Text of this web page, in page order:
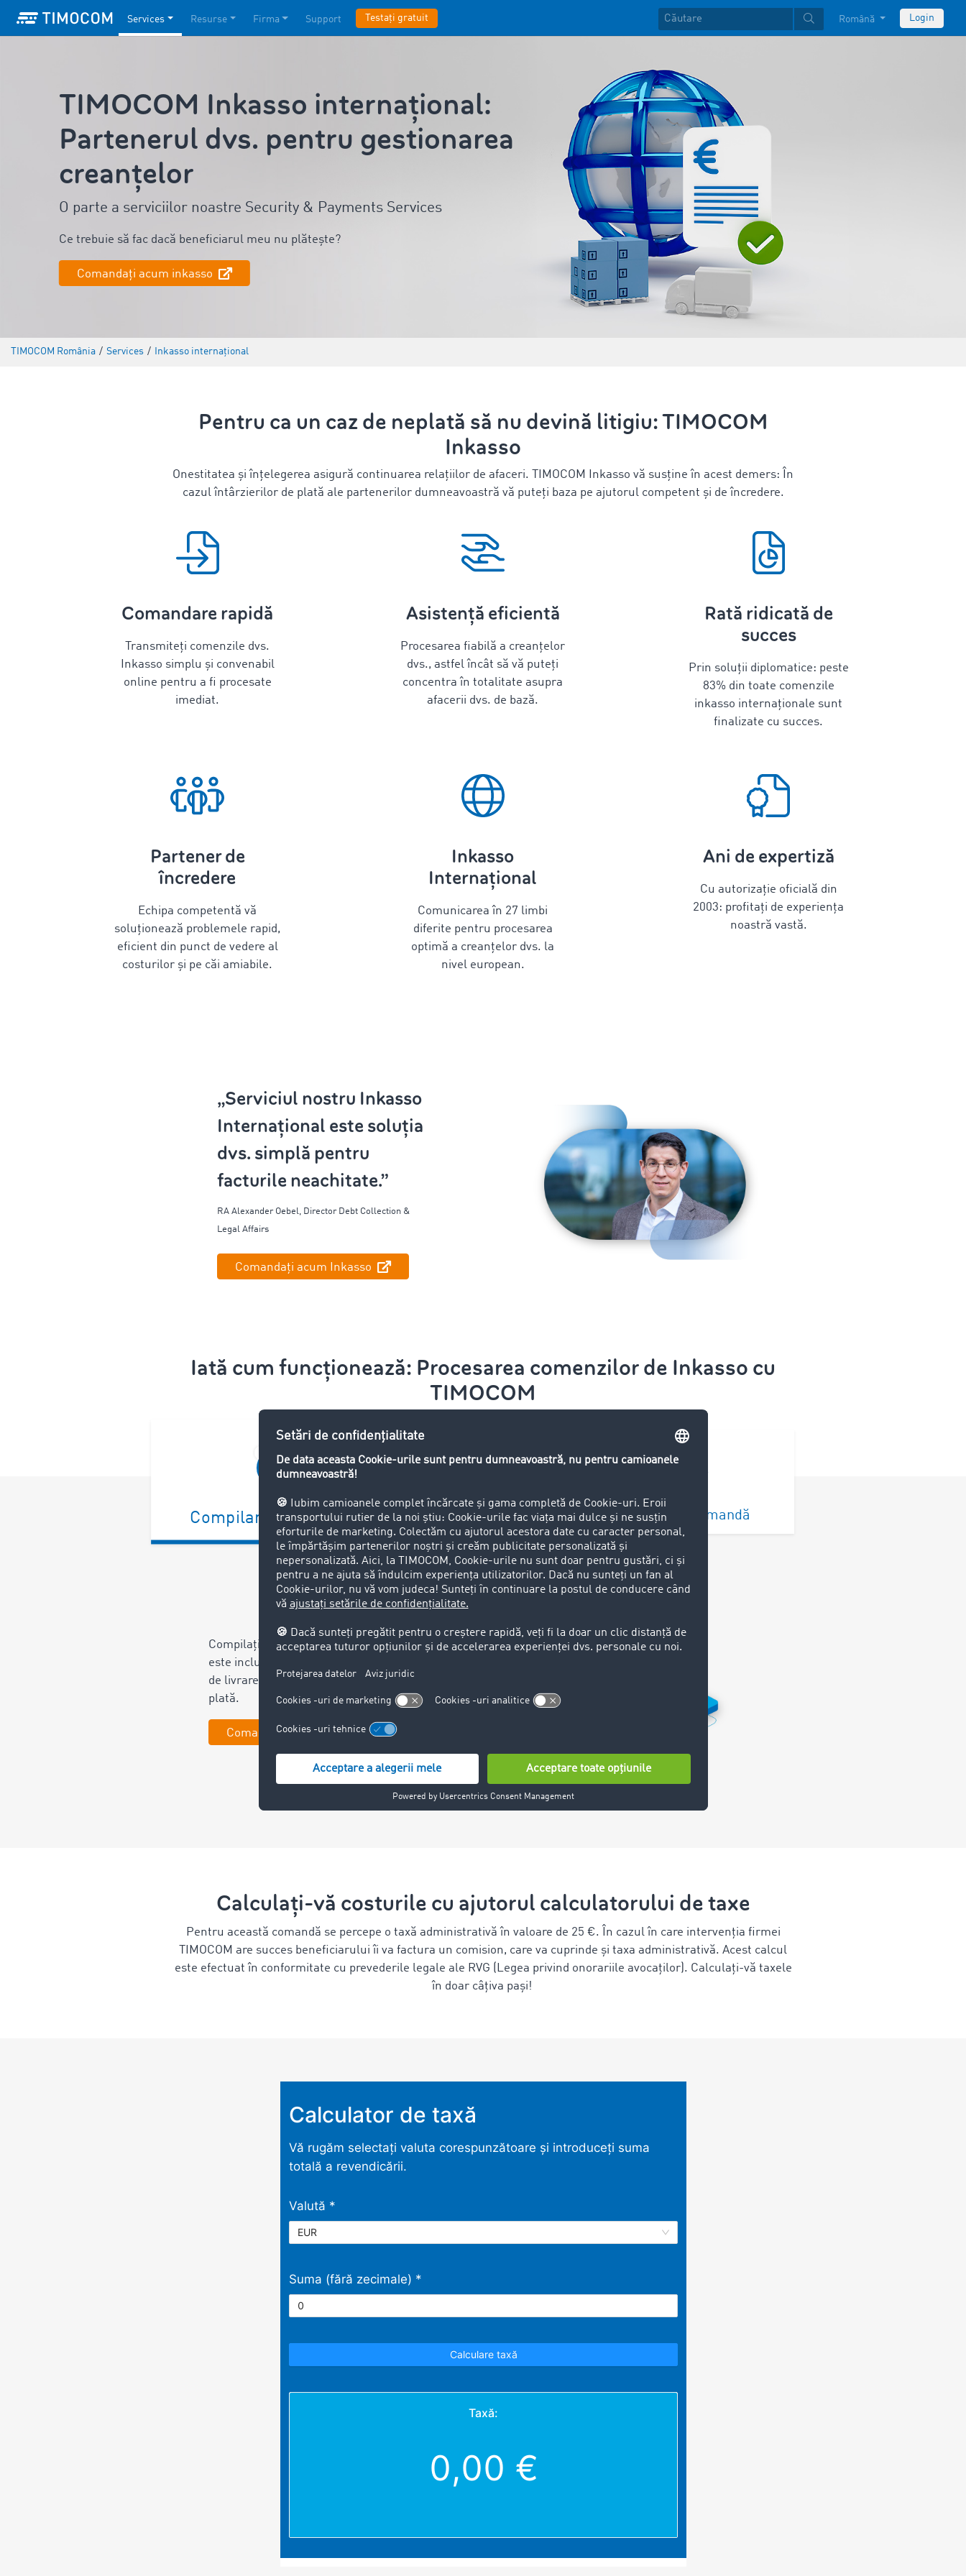
Services Resurse Firma Support Testați gratuit Română Login
TIMOCOM Inkasso internațional:
Partenerul dvs. pentru gestionarea
creanțelor
O parte a serviciilor noastre Security & Payments Services
Ce trebuie să fac dacă beneficiarul meu nu plătește?
Comandați acum inkasso
TIMOCOM România / Services / Inkasso internațional
Pentru ca un caz de neplată să nu devină litigiu: TIMOCOM
Inkasso
Onestitatea și înțelegerea asigură continuarea relațiilor de afaceri. TIMOCOM Inkasso vă susține în acest demers: În
cazul întârzierilor de plată ale partenerilor dumneavoastră vă puteți baza pe ajutorul competent și de încredere.
Comandare rapidă
Transmiteți comenzile dvs.
Inkasso simplu și convenabil
online pentru a fi procesate
imediat.
Asistență eficientă
Procesarea fiabilă a creanțelor
dvs., astfel încât să vă puteți
concentra în totalitate asupra
afacerii dvs. de bază.
Rată ridicată de
succes
Prin soluții diplomatice: peste
83% din toate comenzile
inkasso internaționale sunt
finalizate cu succes.
Partener de
încredere
Echipa competentă vă
soluționează problemele rapid,
eficient din punct de vedere al
costurilor și pe căi amiabile.
Inkasso
Internațional
Comunicarea în 27 limbi
diferite pentru procesarea
optimă a creanțelor dvs. la
nivel european.
Ani de expertiză
Cu autorizație oficială din
2003: profitați de experiența
noastră vastă.
„Serviciul nostru Inkasso
Internațional este soluția
dvs. simplă pentru
facturile neachitate.”
RA Alexander Oebel, Director Debt Collection &
Legal Affairs
Comandați acum Inkasso
Iată cum funcționează: Procesarea comenzilor de Inkasso cu
TIMOCOM
Compilare documente Transmitere comandă Evaluare comandă
Compilați documentele necesare. Aici
este inclusă comanda de transport, avizul
de livrare, factura și ultima solicitare de
plată.
Comandați acum Inkasso
Calculați-vă costurile cu ajutorul calculatorului de taxe
Pentru această comandă se percepe o taxă administrativă în valoare de 25 €. În cazul în care intervenția firmei
TIMOCOM are succes beneficiarului îi va factura un comision, care va cuprinde și taxa administrativă. Acest calcul
este efectuat în conformitate cu prevederile legale ale RVG (Legea privind onorariile avocaților). Calculați-vă taxele
în doar câțiva pași!